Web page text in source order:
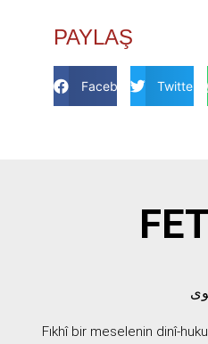
PAYLAŞ
Facebook Twitter
Fıkhî bir meselenin dinî-